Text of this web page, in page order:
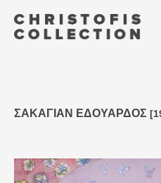
ΣΑΚΑΓΙΑΝ ΕΔΟΥΑΡΔΟΣ